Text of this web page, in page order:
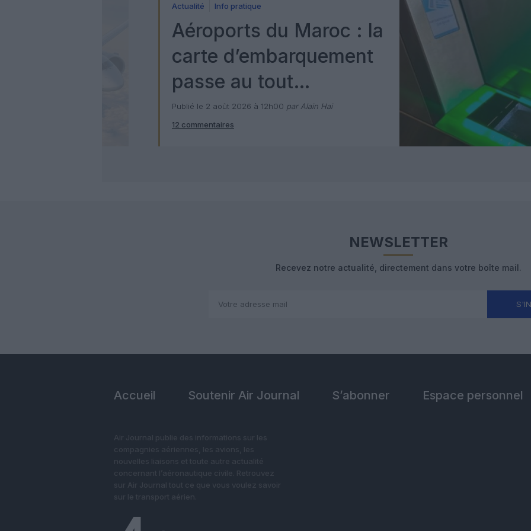
Actualité Info pratique
Aéroports du Maroc : la
carte d’embarquement
passe au tout
numérique avec Pax
Check
Publié le 2 août 2026 à 12h00 par Alain Hai
12 commentaires
NEWSLETTER
Recevez notre actualité, directement dans votre boîte mail.
Accueil Soutenir Air Journal S’abonner Espace personnel